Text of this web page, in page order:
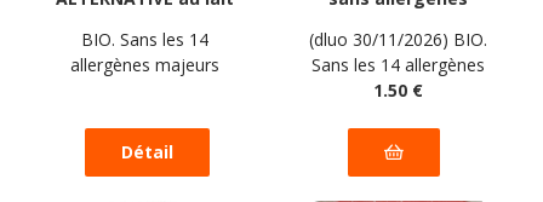
sans allergènes
Exquidia : 16g
BIO. Sans les 14
allergènes majeurs
Candy Tree : 12g
(dluo 30/11/2026) BIO.
Sans les 14 allergènes
majeurs
1.50 €